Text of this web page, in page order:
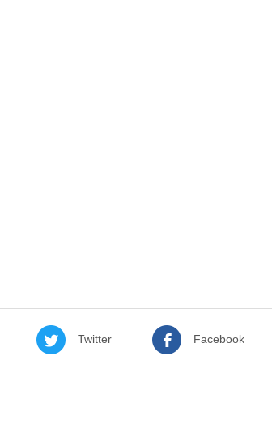
Twitter Facebook